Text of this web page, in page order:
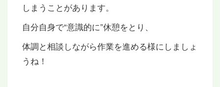
しまうことがあります。
自分自身で“意識的に”休憩をとり、
体調と相談しながら作業を進める様にしましょ
うね！